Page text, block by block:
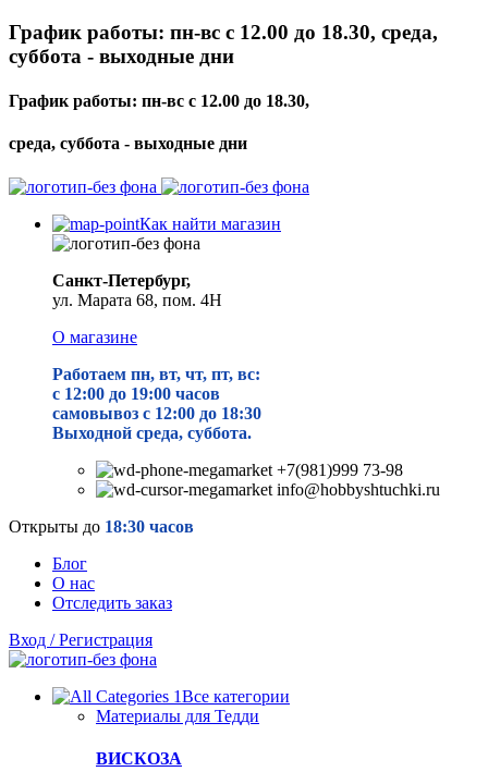
График работы: пн-вс с 12.00 до 18.30, среда,
суббота - выходные дни
График работы: пн-вс с 12.00 до 18.30,
среда, суббота - выходные дни
Как найти магазин
Санкт-Петербург,
ул. Марата 68, пом. 4Н
О магазине
Работаем пн, вт, чт, пт, вс:
с 12:00 до 19:00 часов
самовывоз с 12:00 до 18:30
Выходной среда, суббота.
+7(981)999 73-98
info@hobbyshtuchki.ru
Открыты до 18:30 часов
Блог
О нас
Отследить заказ
Вход / Регистрация
Все категории
Материалы для Тедди
ВИСКОЗА